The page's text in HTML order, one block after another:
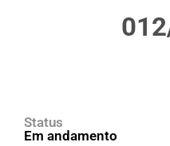
Status
Em andamento